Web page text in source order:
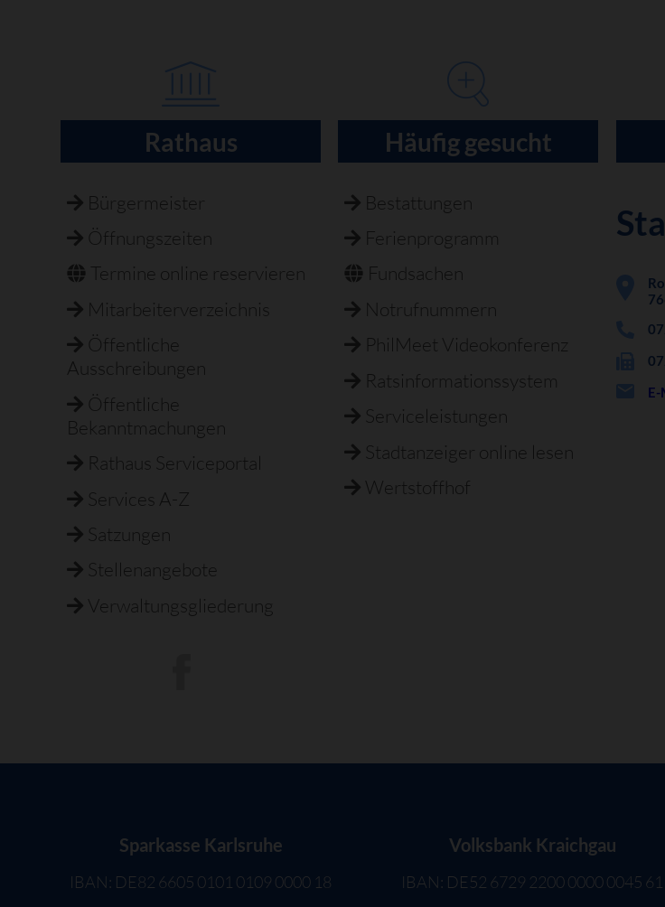
Rathaus
Bürgermeister
Öffnungszeiten
Termine online reservieren
Mitarbeiterverzeichnis
Öffentliche
Ausschreibungen
Öffentliche
Bekanntmachungen
Rathaus Serviceportal
Services A-Z
Satzungen
Stellenangebote
Verwaltungsgliederung
Häufig gesucht
Bestattungen
Ferienprogramm
Fundsachen
Notrufnummern
PhilMeet Videokonferenz
Ratsinformationssystem
Serviceleistungen
Stadtanzeiger online lesen
Wertstoffhof
E-
Sparkasse Karlsruhe
IBAN: DE82 6605 0101 0109 0000 18
Volksbank Kraichgau
IBAN: DE52 6729 2200 0000 0045 61